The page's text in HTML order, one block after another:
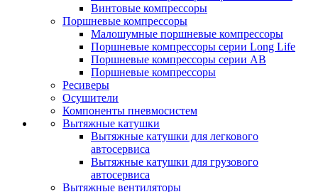
Винтовые компрессоры
Поршневые компрессоры
Малошумные поршневые компрессоры
Поршневые компрессоры серии Long Life
Поршневые компрессоры серии AB
Поршневые компрессоры
Ресиверы
Осушители
Компоненты пневмосистем
Вытяжные катушки
Вытяжные катушки для легкового
автосервиса
Вытяжные катушки для грузового
автосервиса
Вытяжные вентиляторы